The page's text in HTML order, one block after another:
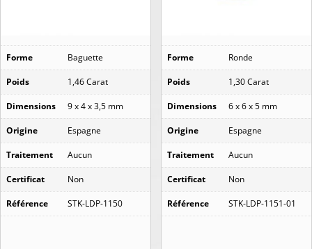
Forme Baguette
Poids 1,46 Carat
Dimensions 9 x 4 x 3,5 mm
Origine Espagne
Traitement Aucun
Certificat Non
Référence STK-LDP-1150
Forme Ronde
Poids 1,30 Carat
Dimensions 6 x 6 x 5 mm
Origine Espagne
Traitement Aucun
Certificat Non
Référence STK-LDP-1151-01